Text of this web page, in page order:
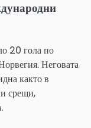
20 гола по
Неговата
както в
срещи,